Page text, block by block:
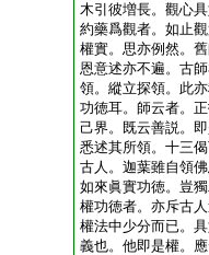
木引彼増長。觀心
約藥爲觀者。如止
權實。思亦例然。
恩意述亦不遍。古
領。縱立探領。此
功徳耳。師云者。
己界。既云善説。
悉述其所領。十三
古人。迦葉雖自領
如來眞實功徳。豈
權功徳者。亦斥古
權法中少分而已。
義也。他即是權。